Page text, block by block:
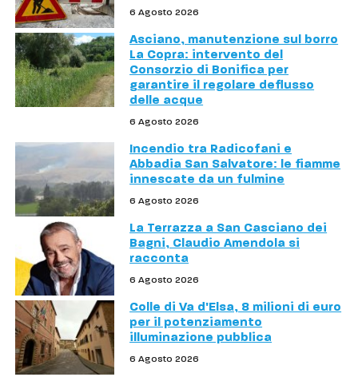
6 Agosto 2026
Asciano, manutenzione sul borro
La Copra: intervento del
Consorzio di Bonifica per
garantire il regolare deflusso
delle acque
6 Agosto 2026
Incendio tra Radicofani e
Abbadia San Salvatore: le fiamme
innescate da un fulmine
6 Agosto 2026
La Terrazza a San Casciano dei
Bagni, Claudio Amendola si
racconta
6 Agosto 2026
Colle di Va d'Elsa, 8 milioni di euro
per il potenziamento
illuminazione pubblica
6 Agosto 2026